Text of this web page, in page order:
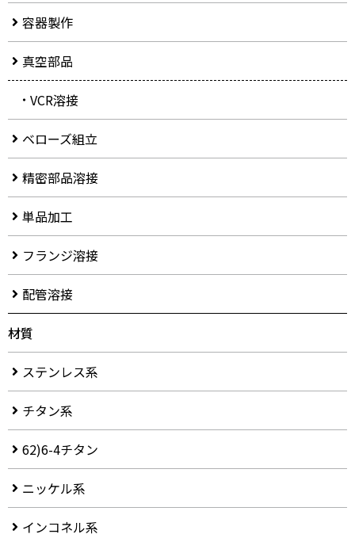
容器製作
真空部品
VCR溶接
ベローズ組立
精密部品溶接
単品加工
フランジ溶接
配管溶接
材質
ステンレス系
チタン系
62)6-4チタン
ニッケル系
インコネル系